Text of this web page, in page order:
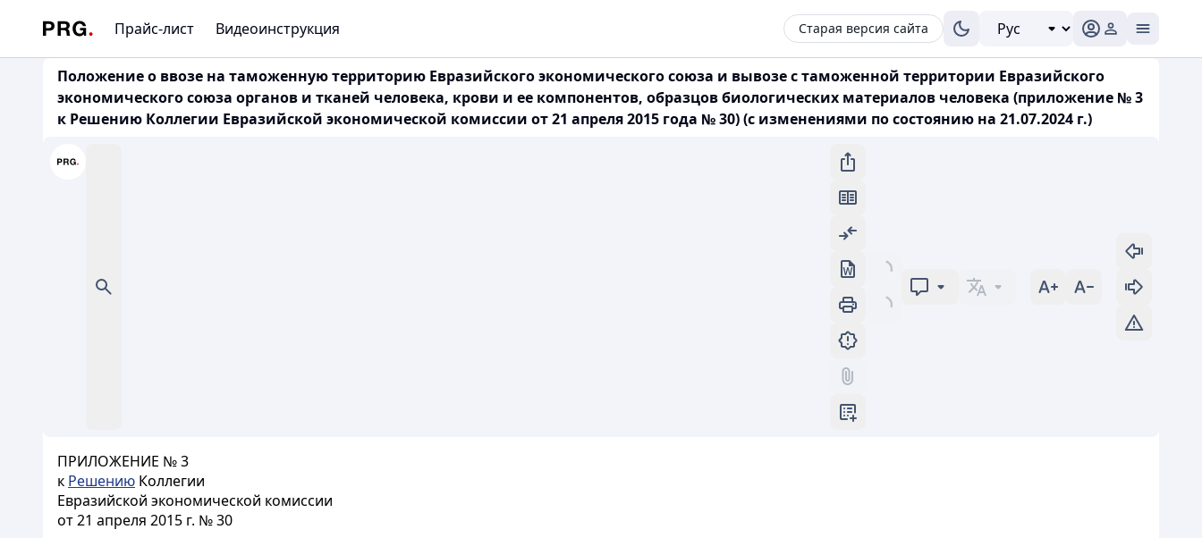
Прайс-лист Видеоинструкция Старая версия сайта
Положение о ввозе на таможенную территорию Евразийского экономического союза и вывозе с таможенной территории Евразийского
экономического союза органов и тканей человека, крови и ее компонентов, образцов биологических материалов человека (приложение № 3
к Решению Коллегии Евразийской экономической комиссии от 21 апреля 2015 года № 30) (с изменениями по состоянию на 21.07.2024 г.)
ПРИЛОЖЕНИЕ № 3
к Решению Коллегии
Евразийской экономической комиссии
от 21 апреля 2015 г. № 30